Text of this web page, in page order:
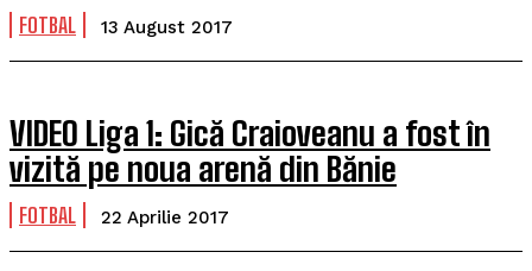
FOTBAL 13 August 2017
VIDEO Liga 1: Gică Craioveanu a fost în
vizită pe noua arenă din Bănie
FOTBAL 22 Aprilie 2017